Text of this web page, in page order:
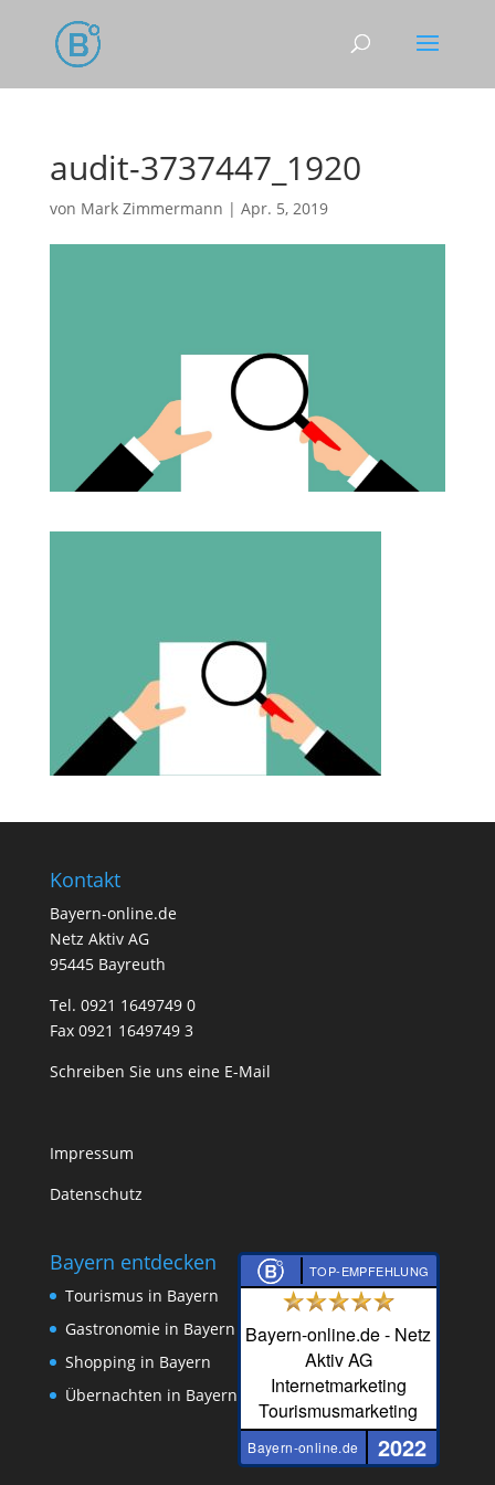
audit-3737447_1920
von Mark Zimmermann | Apr. 5, 2019
Kontakt
Bayern-online.de
Netz Aktiv AG
95445 Bayreuth
Tel. 0921 1649749 0
Fax 0921 1649749 3
Schreiben Sie uns eine E-Mail
Impressum
Datenschutz
Bayern entdecken
Tourismus in Bayern
Gastronomie in Bayern
Shopping in Bayern
Übernachten in Bayern
TOP-EMPFEHLUNG
Bayern-online.de - Netz
Aktiv AG
Internetmarketing
Tourismusmarketing
Bayern-online.de 2022